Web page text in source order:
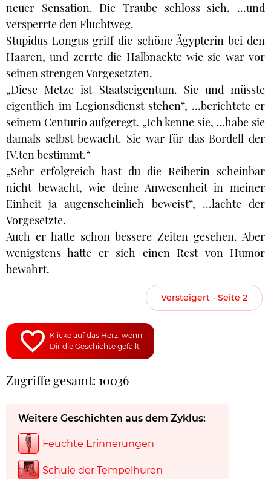
neuer Sensation. Die Traube schloss sich, ...und
versperrte den Fluchtweg.
Stupidus Longus griff die schöne Ägypterin bei den
Haaren, und zerrte die Halbnackte wie sie war vor
seinen strengen Vorgesetzten.
„Diese Metze ist Staatseigentum. Sie und müsste
eigentlich im Legionsdienst stehen“, ...berichtete er
seinem Centurio aufgeregt. „Ich kenne sie, ...habe sie
damals selbst bewacht. Sie war für das Bordell der
IV.ten bestimmt.“
„Sehr erfolgreich hast du die Reiberin scheinbar
nicht bewacht, wie deine Anwesenheit in meiner
Einheit ja augenscheinlich beweist“, ...lachte der
Vorgesetzte.
Auch er hatte schon bessere Zeiten gesehen. Aber
wenigstens hatte er sich einen Rest von Humor
bewahrt.
Versteigert - Seite 2
Klicke auf das Herz, wenn
Dir die Geschichte gefällt
Zugriffe gesamt: 10036
Weitere Geschichten aus dem Zyklus:
Feuchte Erinnerungen
Schule der Tempelhuren